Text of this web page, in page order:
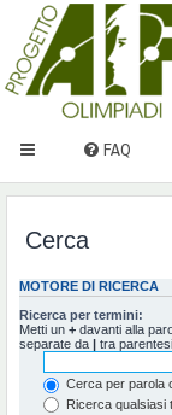
FAQ
Cerca
MOTORE DI RICERCA
Ricerca per termini:
Metti un + davanti alla
separate da
tra
Cerca per parola
Ricerca qualsiasi